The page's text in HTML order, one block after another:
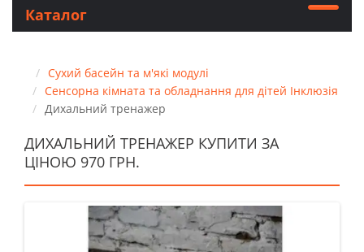
Каталог
Сухий басейн та м'які модулі
Сенсорна кімната та обладнання для дітей Інклюзія
Дихальний тренажер
ДИХАЛЬНИЙ ТРЕНАЖЕР КУПИТИ ЗА
ЦІНОЮ 970 ГРН.